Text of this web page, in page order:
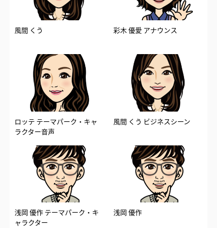
風間 くう 彩木 優愛 アナウンス
ロッテ テーマパーク・キャ
ラクター音声
風間 くう ビジネスシーン
浅岡 優作 テーマパーク・キ
ャラクター
浅岡 優作